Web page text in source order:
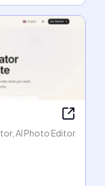
AI Photo Editor